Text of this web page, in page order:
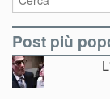
Post più